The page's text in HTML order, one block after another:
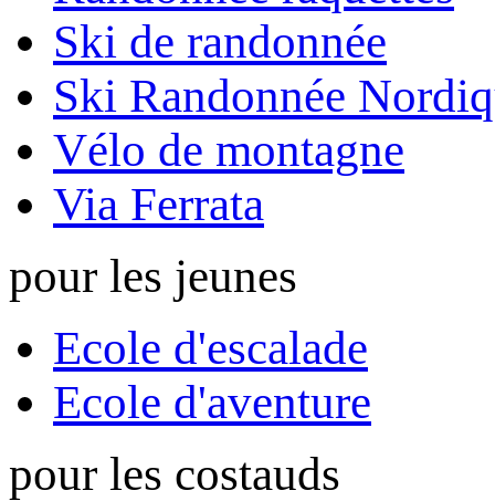
Ski de randonnée
Ski Randonnée
Vélo de montagne
Via Ferrata
pour les jeunes
Ecole d'escalade
Ecole d'aventure
pour les costauds